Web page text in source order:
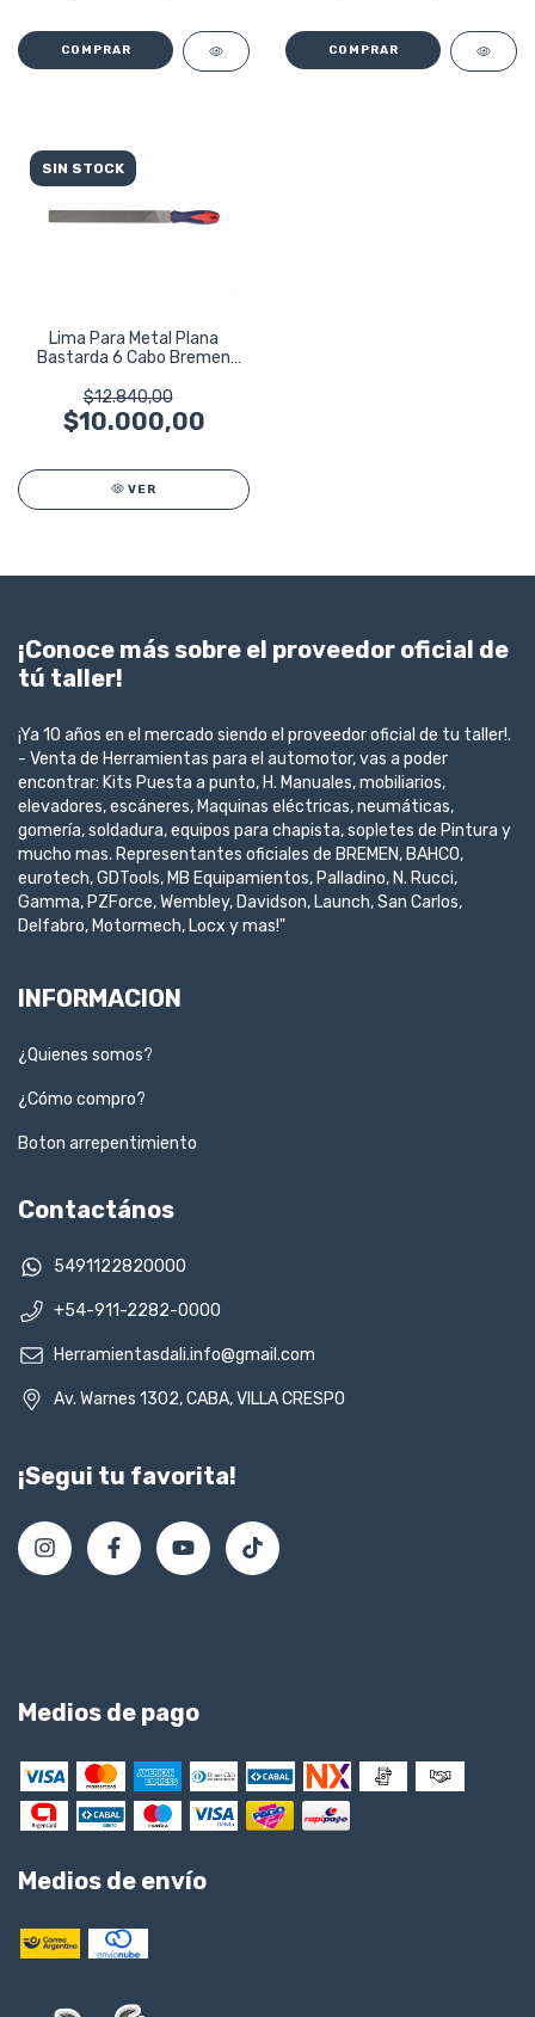
SIN STOCK
Lima Para Metal Plana
Bastarda 6 Cabo Bremen
$12.840,00
$10.000,00
VER
¡Conoce más sobre el proveedor oficial de
tú taller!
¡Ya 10 años en el mercado siendo el proveedor oficial de tu taller!.
- Venta de Herramientas para el automotor, vas a poder
encontrar: Kits Puesta a punto, H. Manuales, mobiliarios,
elevadores, escáneres, Maquinas eléctricas, neumáticas,
gomería, soldadura, equipos para chapista, sopletes de Pintura y
mucho mas. Representantes oficiales de BREMEN, BAHCO,
eurotech, GDTools, MB Equipamientos, Palladino, N. Rucci,
Gamma, PZForce, Wembley, Davidson, Launch, San Carlos,
Delfabro, Motormech, Locx y mas!"
INFORMACION
¿Quienes somos?
¿Cómo compro?
Boton arrepentimiento
Contactános
5491122820000
+54-911-2282-0000
Herramientasdali.info@gmail.com
Av. Warnes 1302, CABA, VILLA CRESPO
¡Segui tu favorita!
Medios de pago
Medios de envío